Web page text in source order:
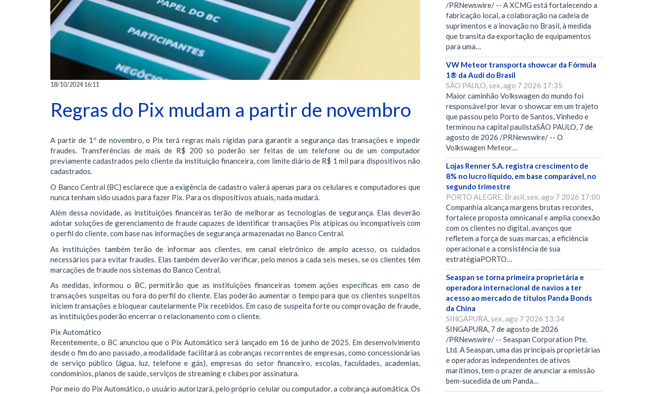
18/10/2024 16:11
Regras do Pix mudam a partir de novembro
A partir de 1º de novembro, o Pix terá regras mais rígidas para garantir a segurança das transações e impedir
fraudes. Transferências de mais de R$ 200 só poderão ser feitas de um telefone ou de um computador
previamente cadastrados pelo cliente da instituição financeira, com limite diário de R$ 1 mil para dispositivos não
cadastrados.
O Banco Central (BC) esclarece que a exigência de cadastro valerá apenas para os celulares e computadores que
nunca tenham sido usados para fazer Pix. Para os dispositivos atuais, nada mudará.
Além dessa novidade, as instituições financeiras terão de melhorar as tecnologias de segurança. Elas deverão
adotar soluções de gerenciamento de fraude capazes de identificar transações Pix atípicas ou incompatíveis com
o perfil do cliente, com base nas informações de segurança armazenadas no Banco Central.
As instituições também terão de informar aos clientes, em canal eletrônico de amplo acesso, os cuidados
necessários para evitar fraudes. Elas também deverão verificar, pelo menos a cada seis meses, se os clientes têm
marcações de fraude nos sistemas do Banco Central.
As medidas, informou o BC, permitirão que as instituições financeiras tomem ações específicas em caso de
transações suspeitas ou fora do perfil do cliente. Elas poderão aumentar o tempo para que os clientes suspeitos
iniciem transações e bloquear cautelarmente Pix recebidos. Em caso de suspeita forte ou comprovação de fraude,
as instituições poderão encerrar o relacionamento com o cliente.
Pix Automático
Recentemente, o BC anunciou que o Pix Automático será lançado em 16 de junho de 2025. Em desenvolvimento
desde o fim do ano passado, a modalidade facilitará as cobranças recorrentes de empresas, como concessionárias
de serviço público (água, luz, telefone e gás), empresas do setor financeiro, escolas, faculdades, academias,
condomínios, planos de saúde, serviços de streaming e clubes por assinatura.
Por meio do Pix Automático, o usuário autorizará, pelo próprio celular ou computador, a cobrança automática. Os
/PRNewswire/ -- A XCMG está fortalecendo a
fabricação local, a colaboração na cadeia de
suprimentos e a inovação no Brasil, à medida
que transita da exportação de equipamentos
para uma…
VW Meteor transporta showcar da Fórmula
1® da Audi do Brasil
SÃO PAULO, sex, ago 7 2026 17:35
Maior caminhão Volkswagen do mundo foi
responsável por levar o showcar em um trajeto
que passou pelo Porto de Santos, Vinhedo e
terminou na capital paulistaSÃO PAULO, 7 de
agosto de 2026 /PRNewswire/ -- O
Volkswagen Meteor…
Lojas Renner S.A. registra crescimento de
8% no lucro líquido, em base comparável, no
segundo trimestre
PORTO ALEGRE, Brasil, sex, ago 7 2026 17:00
Companhia alcança margens brutas recordes,
fortalece proposta omnicanal e amplia conexão
com os clientes no digital, avanços que
refletem a força de suas marcas, a eficiência
operacional e a consistência de sua
estratégiaPORTO…
Seaspan se torna primeira proprietária e
operadora internacional de navios a ter
acesso ao mercado de títulos Panda Bonds
da China
SINGAPURA, sex, ago 7 2026 13:34
SINGAPURA, 7 de agosto de 2026
/PRNewswire/ -- Seaspan Corporation Pte.
Ltd. A Seaspan, uma das principais proprietárias
e operadoras independentes de ativos
marítimos, tem o prazer de anunciar a emissão
bem-sucedida de um Panda…